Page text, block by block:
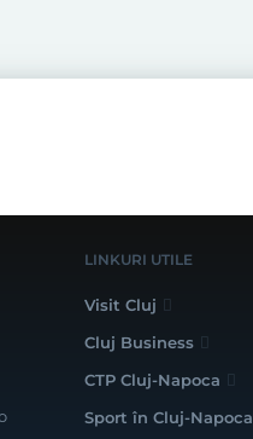
LINKURI UTILE
Visit Cluj
Cluj Business
CTP Cluj-Napoca
Sport în Cluj-Napoca